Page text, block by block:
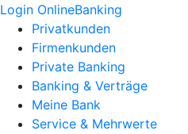
Login OnlineBanking
Privatkunden
Firmenkunden
Private Banking
Banking & Verträge
Meine Bank
Service & Mehrwerte